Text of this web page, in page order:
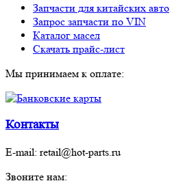
Запчасти для китайских авто
Запрос запчасти по VIN
Каталог масел
Скачать прайс-лист
Мы принимаем к оплате:
Контакты
E-mail: retail@hot-parts.ru
Звоните нам: